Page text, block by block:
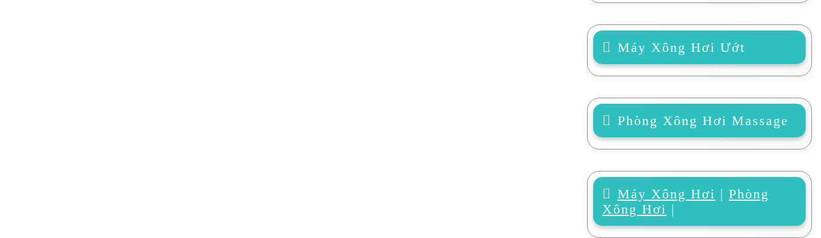
Máy Xông Hơi Ướt
Phòng Xông Hơi Massage
Máy Xông Hơi |Phòng
Xông Hơi |